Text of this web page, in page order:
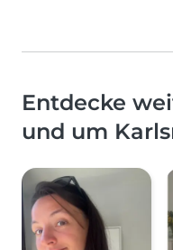
Entdecke
und um